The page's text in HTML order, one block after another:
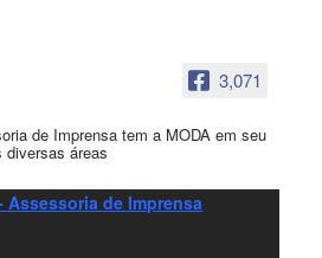
3,071
de Imprensa tem a MODA em seu
diversas áreas
Assessoria de Imprensa